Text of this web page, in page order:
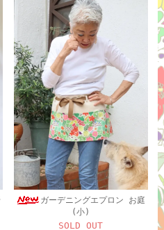
ガーデニングエプロン お庭
(小)
SOLD OUT